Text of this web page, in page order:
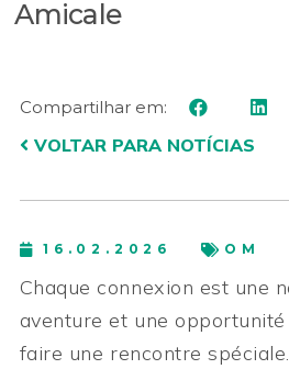
Amicale
Compartilhar em:
VOLTAR PARA NOTÍCIAS
16.02.2026 OM
Chaque connexion est une
aventure et une
faire une rencontre